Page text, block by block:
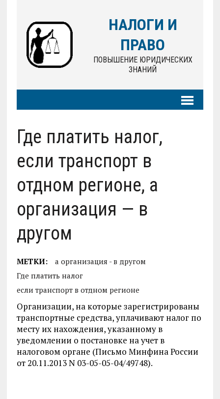
НАЛОГИ И
ПРАВО
ПОВЫШЕНИЕ ЮРИДИЧЕСКИХ
ЗНАНИЙ
Где платить налог,
если транспорт в
отдном регионе, а
организация — в
другом
МЕТКИ:
а организация - в другом
Где платить налог
если транспорт в отдном регионе
Организации, на которые зарегистрированы
транспортные средства, уплачивают налог по
месту их нахождения, указанному в
уведомлении о постановке на учет в
налоговом органе (Письмо Минфина России
от 20.11.2013 N 03-05-05-04/49748).